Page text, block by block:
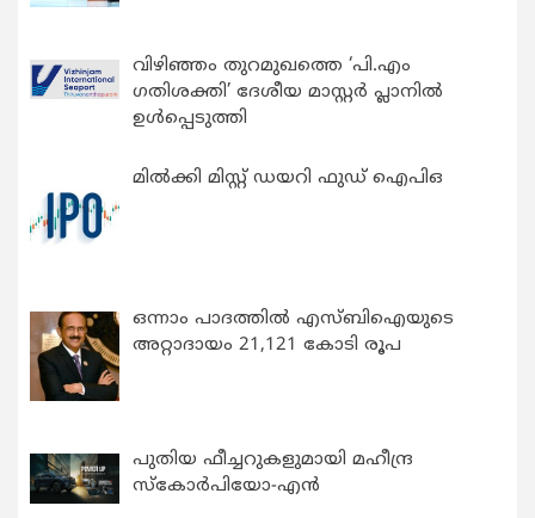
വിഴിഞ്ഞം തുറമുഖത്തെ ‘പി.എം
ഗതിശക്തി’ ദേശീയ മാസ്റ്റർ പ്ലാനിൽ
ഉൾപ്പെടുത്തി
മിൽക്കി മിസ്റ്റ് ഡയറി ഫുഡ് ഐപിഒ
ഒന്നാം പാദത്തിൽ എസ്ബിഐയുടെ
അറ്റാദായം 21,121 കോടി രൂപ
പുതിയ ഫീച്ചറുകളുമായി മഹീന്ദ്ര
സ്കോർപിയോ-എൻ